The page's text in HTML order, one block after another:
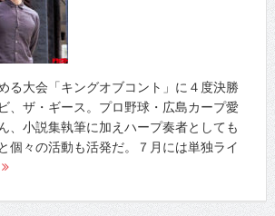
、ザ・ギース。プロ野球・広島カープ愛
、小説集執筆に加えハープ奏者としても
個々の活動も活発だ。７月には単独ライ